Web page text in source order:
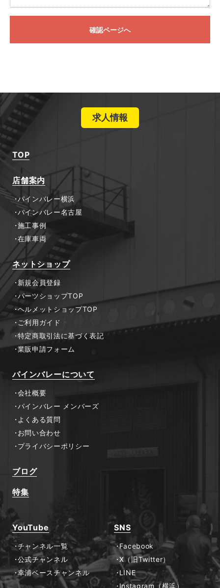
確認ページへ
求人情報
TOP
店舗案内
パインバレー横浜
パインバレー名古屋
施工事例
在庫車両
ネットショップ
新規会員登録
パーツショップTOP
ヘルメットショップTOP
ご利用ガイド
特定商取引法に基づく表記
業販申請フォーム
パインバレーについて
会社概要
パインバレー メンバーズ
よくある質問
お問い合わせ
プライバシーポリシー
ブログ
特集
YouTube
チャンネル一覧
公式チャンネル
幸浦ベースチャンネル
SNS
Facebook
X（旧Twitter）
LINE
Instagram（横浜）